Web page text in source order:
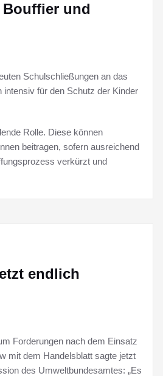
und
Schulschließungen an das
für den Schutz der Kinder
Rolle. Diese können
beitragen, sofern ausreichend
verkürzt und
endlich
Forderungen nach dem Einsatz
mit dem Handelsblatt sagte jetzt
des Umweltbundesamtes: „Es